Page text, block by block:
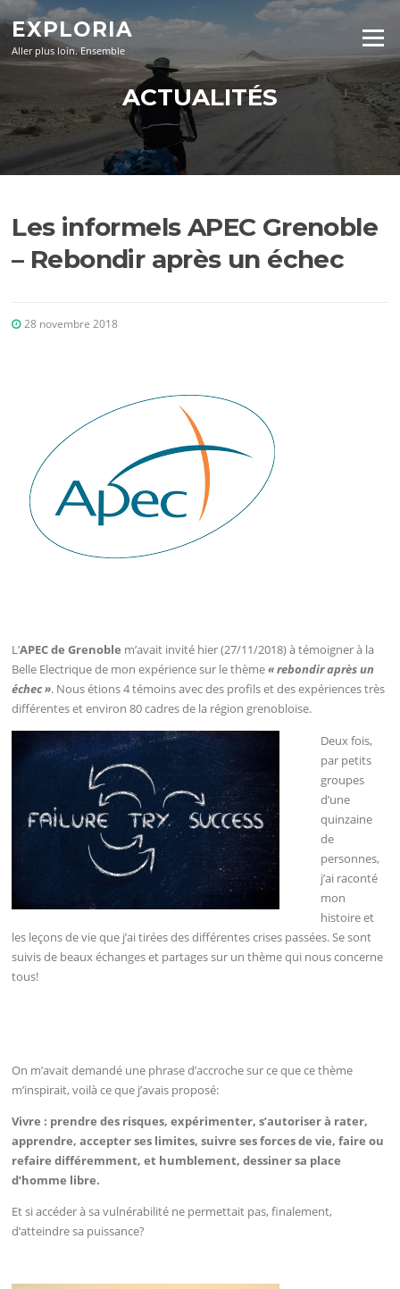
Aller
au
contenu
EXPLORIA
Aller plus loin. Ensemble
Menu
ACTUALITÉS
Les informels APEC Grenoble
– Rebondir après un échec
28 novembre 2018
L’APEC de Grenoble m’avait invité hier (27/11/2018) à témoigner à la
Belle Electrique de mon expérience sur le thème« rebondir après un
échec ». Nous étions 4 témoins avec des profils et des expériences très
différentes et environ 80 cadres de la région grenobloise.
Deux fois,
par petits
groupes
d’une
quinzaine
de
personnes,
j’ai raconté
mon
histoire et
les leçons de vie que j’ai tirées des différentes crises passées. Se sont
suivis de beaux échanges et partages sur un thème qui nous concerne
tous!
On m’avait demandé une phrase d’accroche sur ce que ce thème
m’inspirait, voilà ce que j’avais proposé:
Vivre : prendre des risques, expérimenter, s’autoriser à rater,
apprendre, accepter ses limites, suivre ses forces de vie, faire ou
refaire différemment, et humblement, dessiner sa place
d’homme libre.
Et si accéder à sa vulnérabilité ne permettait pas, finalement,
d’atteindre sa puissance?